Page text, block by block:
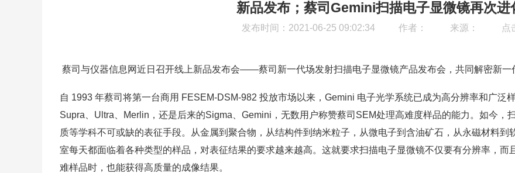
新品发布；蔡司Gemini扫描电子显微镜再次进
发布时间：2021-06-25 09:02:34 作者： 来源： 点
蔡司与仪器信息网近日召开线上新品发布会——蔡司新一代场发射扫描电子显微镜产品发布会，共同解密新一
自 1993 年蔡司将第一台商用 FESEM-DSM-982 投放市场以来，Gemini 电子光学系统已成为高分辨率和广泛
Supra、Ultra、Merlin，还是后来的Sigma、Gemini，无数用户称赞蔡司SEM处理高难度样品的能力。如今，
质等学科不可或缺的表征手段。从金属到聚合物，从结构件到纳米粒子，从微电子到含油矿石，从永磁材料
室每天都面临着各种类型的样品，对表征结果的要求越来越高。这就要求扫描电子显微镜不仅要有分辨率，而
难样品时，也能获得高质量的成像结果。